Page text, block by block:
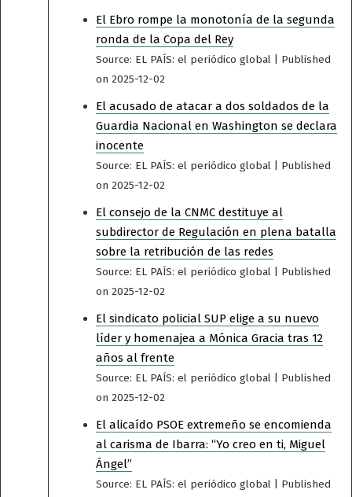
El Ebro rompe la monotonía de la segunda
ronda de la Copa del Rey
Source: EL PAÍS: el periódico global
Published
on 2025-12-02
El acusado de atacar a dos soldados de la
Guardia Nacional en Washington se declara
inocente
Source: EL PAÍS: el periódico global
Published
on 2025-12-02
El consejo de la CNMC destituye al
subdirector de Regulación en plena batalla
sobre la retribución de las redes
Source: EL PAÍS: el periódico global
Published
on 2025-12-02
El sindicato policial SUP elige a su nuevo
líder y homenajea a Mónica Gracia tras 12
años al frente
Source: EL PAÍS: el periódico global
Published
on 2025-12-02
El alicaído PSOE extremeño se encomienda
al carisma de Ibarra: “Yo creo en ti, Miguel
Ángel”
Source: EL PAÍS: el periódico global
Published